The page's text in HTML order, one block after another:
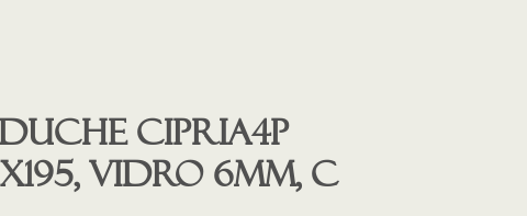
CIPRIA4P
x195, vidro 6mm, c